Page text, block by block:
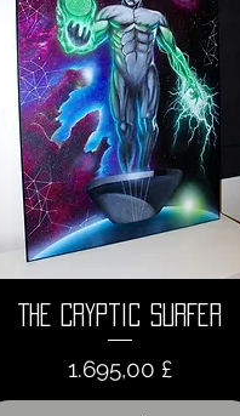
The Cryptic Surfer
Preis
1.695,00 £